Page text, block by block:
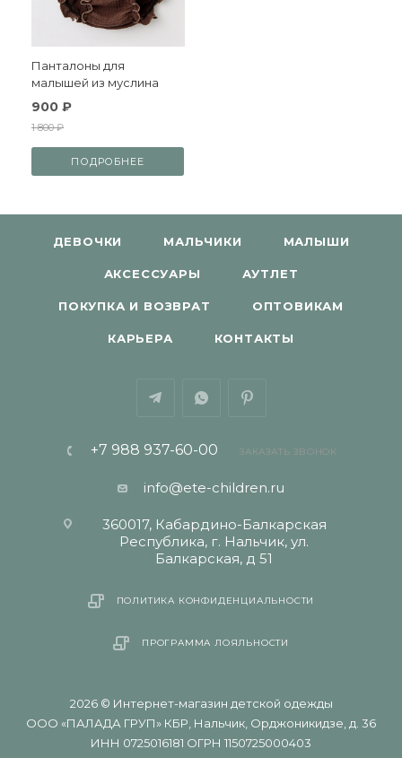
Панталоны для
малышей из муслина
900 ₽
1 800 ₽
ПОДРОБНЕЕ
ДЕВОЧКИ МАЛЬЧИКИ МАЛЫШИ
АКСЕССУАРЫ АУТЛЕТ
ПОКУПКА И ВОЗВРАТ ОПТОВИКАМ
КАРЬЕРА КОНТАКТЫ
+7 988 937-60-00 ЗАКАЗАТЬ ЗВОНОК
info@ete-children.ru
360017, Кабардино-Балкарская
Республика, г. Нальчик, ул.
Балкарская, д 51
ПОЛИТИКА КОНФИДЕНЦИАЛЬНОСТИ
ПРОГРАММА ЛОЯЛЬНОСТИ
2026 © Интернет-магазин детской одежды
ООО «ПАЛАДА ГРУП» КБР, Нальчик, Орджоникидзе, д. 36
ИНН 0725016181 ОГРН 1150725000403